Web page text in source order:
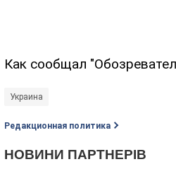
Как сообщал
Украина
Редакционная политика